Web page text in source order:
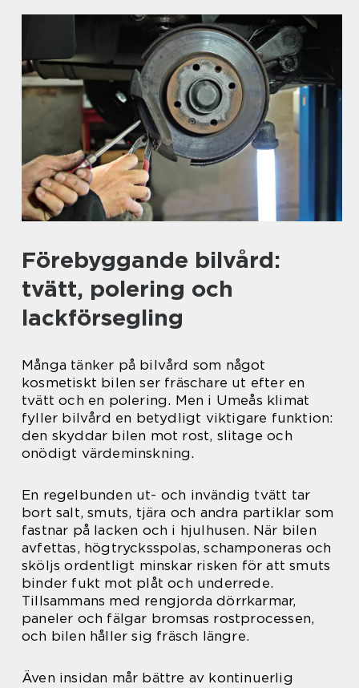
Förebyggande bilvård:
tvätt, polering och
lackförsegling
Många tänker på bilvård som något
kosmetiskt bilen ser fräschare ut efter en
tvätt och en polering. Men i Umeås klimat
fyller bilvård en betydligt viktigare funktion:
den skyddar bilen mot rost, slitage och
onödigt värdeminskning.
En regelbunden ut- och invändig tvätt tar
bort salt, smuts, tjära och andra partiklar som
fastnar på lacken och i hjulhusen. När bilen
avfettas, högtrycksspolas, schamponeras och
sköljs ordentligt minskar risken för att smuts
binder fukt mot plåt och underrede.
Tillsammans med rengjorda dörrkarmar,
paneler och fälgar bromsas rostprocessen,
och bilen håller sig fräsch längre.
Även insidan mår bättre av kontinuerlig